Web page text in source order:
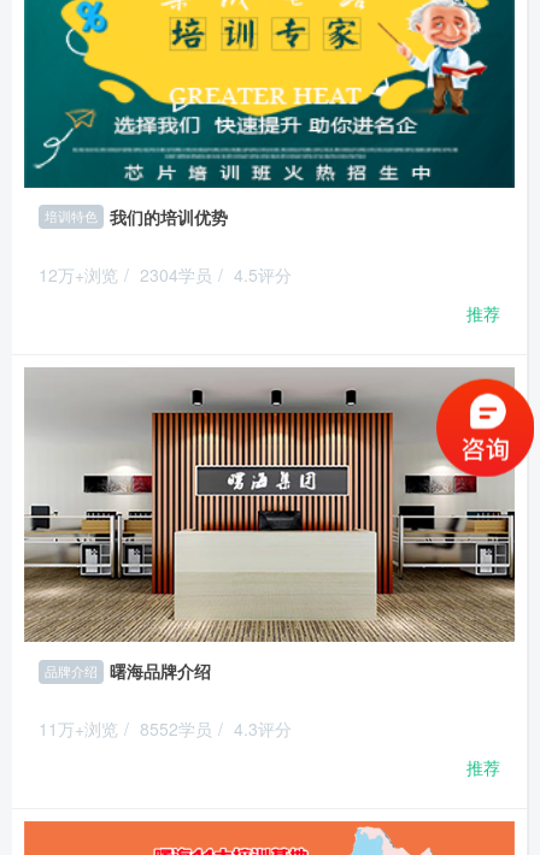
培训特色 我们的培训优势
12万+浏览 / 2304学员 / 4.5评分
推荐
品牌介绍 曙海品牌介绍
11万+浏览 / 8552学员 / 4.3评分
推荐